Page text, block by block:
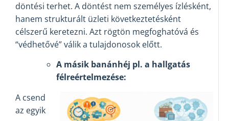
döntési terhet. A döntést nem személyes ízlésként,
hanem strukturált üzleti következtetésként
célszerű keretezni. Azt rögtön megfoghatóvá és
“védhetővé” válik a tulajdonosok előtt.
A másik banánhéj pl. a hallgatás
félreértelmezése:
A csend
az egyik